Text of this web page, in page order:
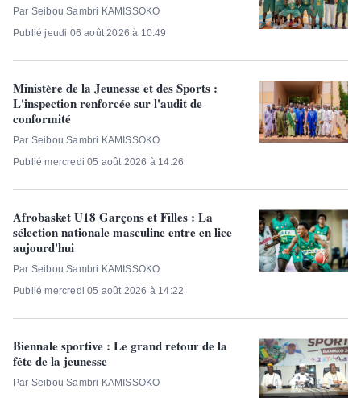
Par Seibou Sambri KAMISSOKO
Publié jeudi 06 août 2026 à 10:49
Ministère de la Jeunesse et des Sports :
L'inspection renforcée sur l'audit de
conformité
Par Seibou Sambri KAMISSOKO
Publié mercredi 05 août 2026 à 14:26
Afrobasket U18 Garçons et Filles : La
sélection nationale masculine entre en lice
aujourd'hui
Par Seibou Sambri KAMISSOKO
Publié mercredi 05 août 2026 à 14:22
Biennale sportive : Le grand retour de la
fête de la jeunesse
Par Seibou Sambri KAMISSOKO